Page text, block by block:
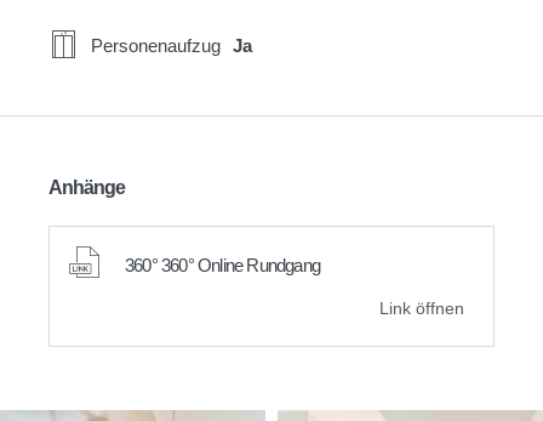
Personenaufzug Ja
Anhänge
360° 360° Online Rundgang
Link öffnen